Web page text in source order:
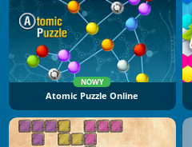
NOWY
Atomic Puzzle Online